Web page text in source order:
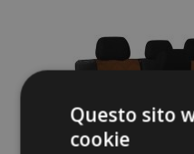
Questo sito
cookie